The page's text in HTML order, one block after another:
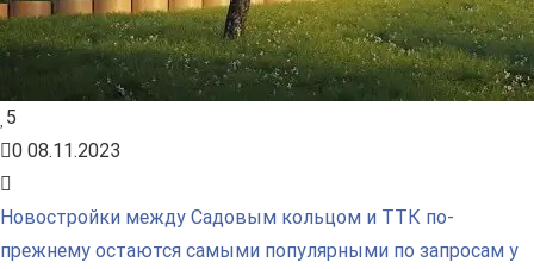
5
0 08.11.2023
Новостройки между Садовым кольцом и ТТК по-
прежнему остаются самыми популярными по запросам у